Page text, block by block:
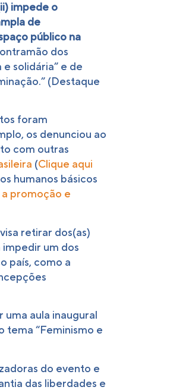
impede o
de
público na
dos
solidária” e de
(Destaque
foram
os denunciou ao
com outras
(Clique aqui
humanos básicos
promoção e
retirar dos(as)
um dos
país, como a
aula inaugural
tema “Feminismo e
do evento e
das liberdades e